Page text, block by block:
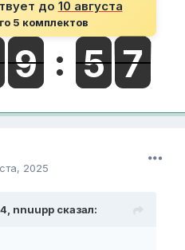
до 10 августа
5 комплектов
2025
nnuupp сказал: